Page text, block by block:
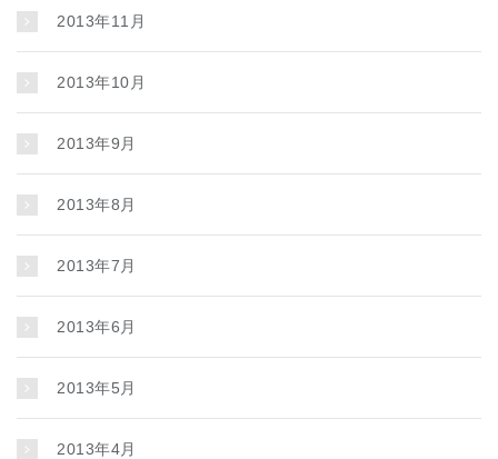
2013年11月
2013年10月
2013年9月
2013年8月
2013年7月
2013年6月
2013年5月
2013年4月